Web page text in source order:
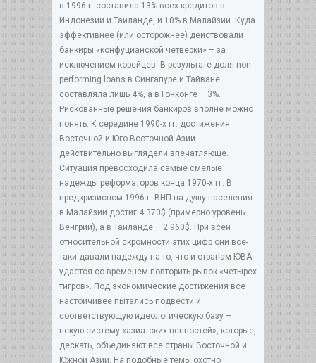
в 1996 г. составила 13% всех кредитов в
Индонезии и Таиланде, и 10% в Малайзии. Куда
эффективнее (или осторожнее) действовали
банкиры «конфуцианской четверки» – за
исключением корейцев. В результате доля non-
performing loans в Сингапуре и Тайване
составляла лишь 4%, а в Гонконге – 3%.
Рискованные решения банкиров вполне можно
понять. К середине 1990-х гг. достижения
Восточной и Юго-Восточной Азии
действительно выглядели впечатляюще.
Ситуация превосходила самые смелые
надежды реформаторов конца 1970-х гг. В
предкризисном 1996 г. ВНП на душу населения
в Малайзии достиг 4.370$ (примерно уровень
Венгрии), а в Таиланде – 2.960$. При всей
относительной скромности этих цифр они все-
таки давали надежду на то, что и странам ЮВА
удастся со временем повторить рывок «четырех
тигров». Под экономические достижения все
настойчивее пытались подвести и
соответствующую идеологическую базу –
некую систему «азиатских ценностей», которые,
дескать, объединяют все страны Восточной и
Южной Азии. На подобные темы охотно